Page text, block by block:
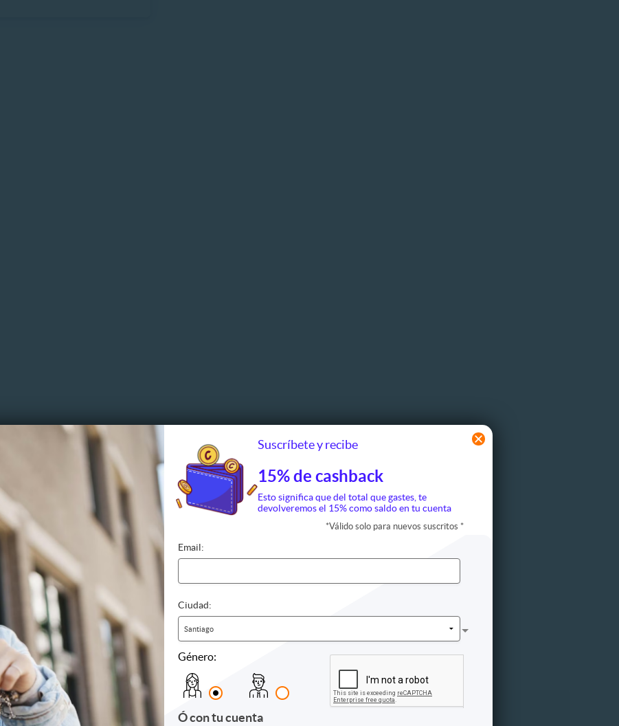
Suscríbete y recibe
15% de cashback
Esto significa que del total que gastes, te
devolveremos el 15% como saldo en tu cuenta
*Válido solo para nuevos suscritos *
Email:
Ciudad:
Santiago
Género:
Ó con tu cuenta